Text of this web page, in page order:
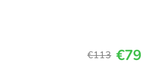
€113 €79